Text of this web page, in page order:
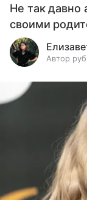
Не так
своими
Автор